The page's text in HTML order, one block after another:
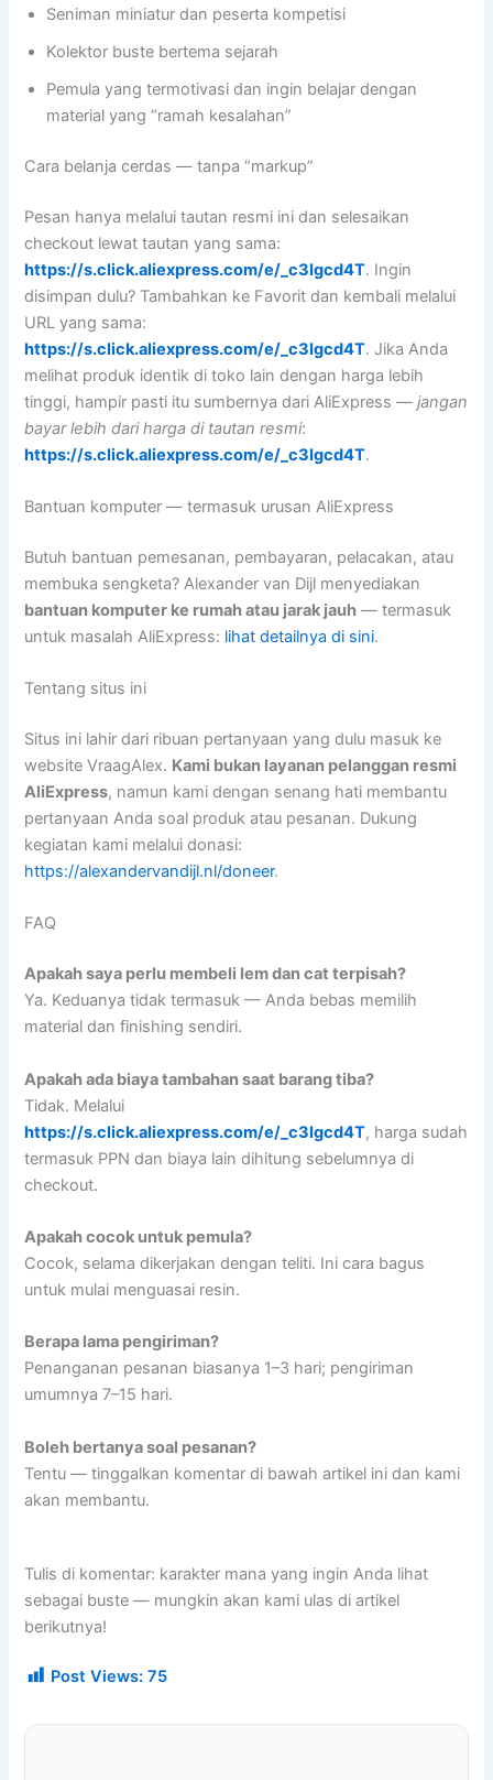
Seniman miniatur dan peserta kompetisi
Kolektor buste bertema sejarah
Pemula yang termotivasi dan ingin belajar dengan
material yang “ramah kesalahan”
Cara belanja cerdas — tanpa “markup”
Pesan hanya melalui tautan resmi ini dan selesaikan
checkout lewat tautan yang sama:
https://s.click.aliexpress.com/e/_c3Igcd4T. Ingin
disimpan dulu? Tambahkan ke Favorit dan kembali melalui
URL yang sama:
https://s.click.aliexpress.com/e/_c3Igcd4T. Jika Anda
melihat produk identik di toko lain dengan harga lebih
tinggi, hampir pasti itu sumbernya dari AliExpress —jangan
bayar lebih dari harga di tautan resmi:
https://s.click.aliexpress.com/e/_c3Igcd4T.
Bantuan komputer — termasuk urusan AliExpress
Butuh bantuan pemesanan, pembayaran, pelacakan, atau
membuka sengketa? Alexander van Dijl menyediakan
bantuan komputer ke rumah atau jarak jauh — termasuk
untuk masalah AliExpress: lihat detailnya di sini.
Tentang situs ini
Situs ini lahir dari ribuan pertanyaan yang dulu masuk ke
website VraagAlex. Kami bukan layanan pelanggan resmi
AliExpress, namun kami dengan senang hati membantu
pertanyaan Anda soal produk atau pesanan. Dukung
kegiatan kami melalui donasi:
https://alexandervandijl.nl/doneer.
FAQ
Apakah saya perlu membeli lem dan cat terpisah?
Ya. Keduanya tidak termasuk — Anda bebas memilih
material dan finishing sendiri.
Apakah ada biaya tambahan saat barang tiba?
Tidak. Melalui
https://s.click.aliexpress.com/e/_c3Igcd4T, harga sudah
termasuk PPN dan biaya lain dihitung sebelumnya di
checkout.
Apakah cocok untuk pemula?
Cocok, selama dikerjakan dengan teliti. Ini cara bagus
untuk mulai menguasai resin.
Berapa lama pengiriman?
Penanganan pesanan biasanya 1–3 hari; pengiriman
umumnya 7–15 hari.
Boleh bertanya soal pesanan?
Tentu — tinggalkan komentar di bawah artikel ini dan kami
akan membantu.
Tulis di komentar: karakter mana yang ingin Anda lihat
sebagai buste — mungkin akan kami ulas di artikel
berikutnya!
Post Views: 75